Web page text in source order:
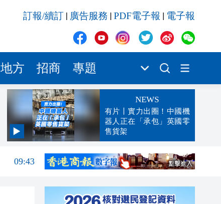
訂報/續訂 廣告服務 PDF電子報 電子報
地方 招商 專題
NEWS
有片丨實力出圈！中國機
器人正在「承包」英國零
售貨架
10:05
09:43